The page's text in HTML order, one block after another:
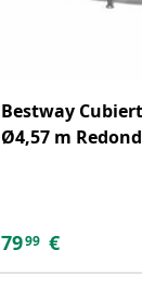
Bestway
Ø4,57 m
7999 €